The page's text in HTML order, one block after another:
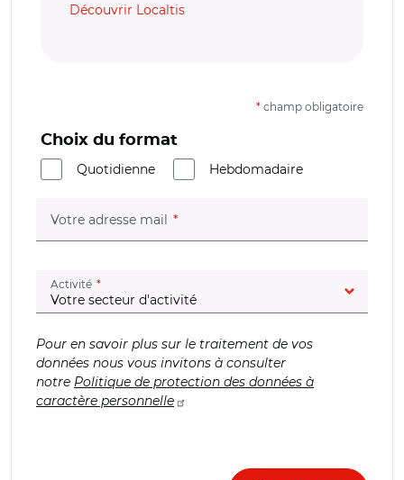
Découvrir Localtis
* champ obligatoire
Choix du format
Quotidienne
Hebdomadaire
Votre adresse mail (champ obligatoire)
Activité (champ obligatoire)
Pour en savoir plus sur le traitement de vos
données nous vous invitons à consulter
notre Politique de protection des données à
caractère personnelle